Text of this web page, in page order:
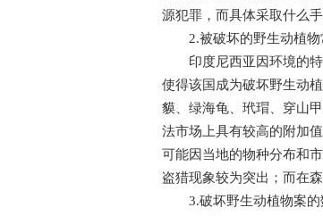
源犯罪，而具体采取什么
2.被破坏的野生动植物
印度尼西亚因环境的特
使得该国成为破坏野生动
貘、绿海龟、玳瑁、穿山
法市场上具有较高的附加
可能因当地的物种分布和
盗猎现象较为突出；而在
3.破坏野生动植物案的